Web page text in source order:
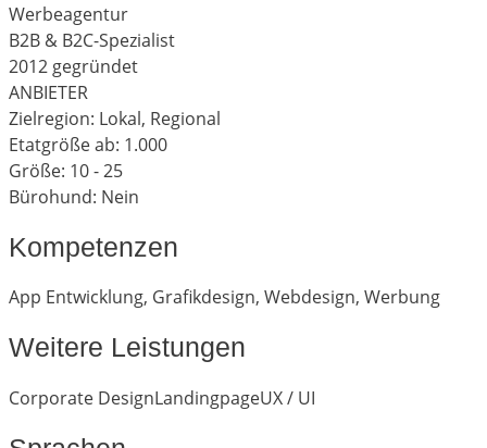
Werbeagentur
B2B & B2C-Spezialist
2012 gegründet
ANBIETER
Zielregion: Lokal, Regional
Etatgröße ab: 1.000
Größe: 10 - 25
Bürohund: Nein
Kompetenzen
App Entwicklung, Grafikdesign, Webdesign, Werbung
Weitere Leistungen
Corporate DesignLandingpageUX / UI